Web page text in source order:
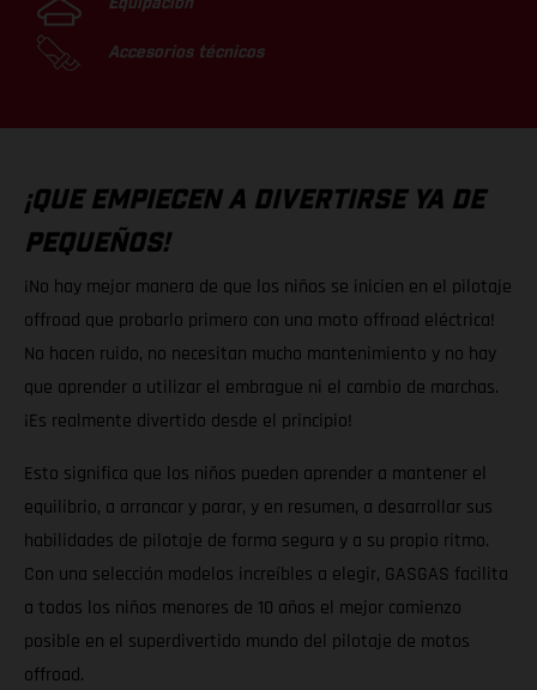
Accesorios técnicos
¡QUE EMPIECEN A DIVERTIRSE YA DE
PEQUEÑOS!
¡No hay mejor manera de que los niños se inicien en el pilotaje
offroad que probarlo primero con una moto offroad eléctrica!
No hacen ruido, no necesitan mucho mantenimiento y no hay
que aprender a utilizar el embrague ni el cambio de marchas.
¡Es realmente divertido desde el principio!
Esto significa que los niños pueden aprender a mantener el
equilibrio, a arrancar y parar, y en resumen, a desarrollar sus
habilidades de pilotaje de forma segura y a su propio ritmo.
Con una selección modelos increíbles a elegir, GASGAS facilita
a todos los niños menores de 10 años el mejor comienzo
posible en el superdivertido mundo del pilotaje de motos
offroad.